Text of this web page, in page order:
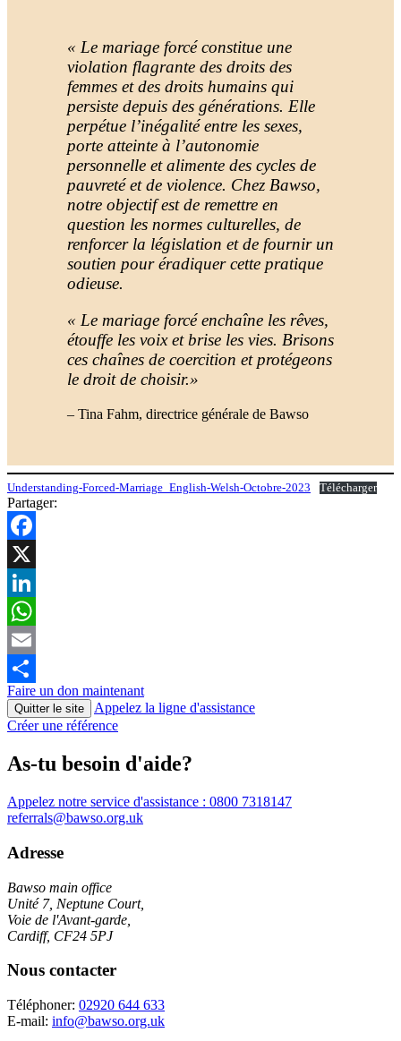
« Le mariage forcé constitue une
violation flagrante des droits des
femmes et des droits humains qui
persiste depuis des générations. Elle
perpétue l’inégalité entre les sexes,
porte atteinte à l’autonomie
personnelle et alimente des cycles de
pauvreté et de violence. Chez Bawso,
notre objectif est de remettre en
question les normes culturelles, de
renforcer la législation et de fournir un
soutien pour éradiquer cette pratique
odieuse.
« Le mariage forcé enchaîne les rêves,
étouffe les voix et brise les vies. Brisons
ces chaînes de coercition et protégeons
le droit de choisir.»
– Tina Fahm, directrice générale de Bawso
Understanding-Forced-Marriage_English-Welsh-Octobre-2023 Télécharger
Partager:
Facebook
X
LinkedIn
WhatsApp
Email
Partager
Faire un don maintenant
Quitter le site
Appelez la ligne d'assistance
Créer une référence
As-tu besoin d'aide?
Appelez notre service d'assistance : 0800 7318147
referrals@bawso.org.uk
Adresse
Bawso main office
Unité 7, Neptune Court,
Voie de l'Avant-garde,
Cardiff, CF24 5PJ
Nous contacter
Téléphoner: 02920 644 633
E-mail: info@bawso.org.uk